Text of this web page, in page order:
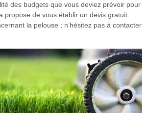
des budgets que vous deviez prévoir pour
propose de vous établir un devis gratuit.
la pelouse ; n’hésitez pas à contacter